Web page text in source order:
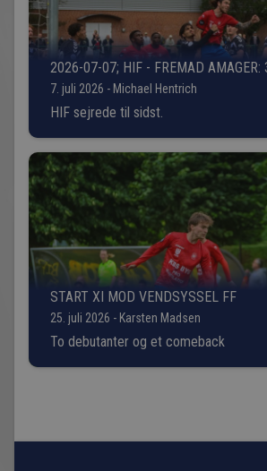
2026-07-07; HIF - FREMAD AMAGER:
7. juli 2026 - Michael Hentrich
HIF sejrede til sidst.
START XI MOD VENDSYSSEL FF
25. juli 2026 - Karsten Madsen
To debutanter og et comeback